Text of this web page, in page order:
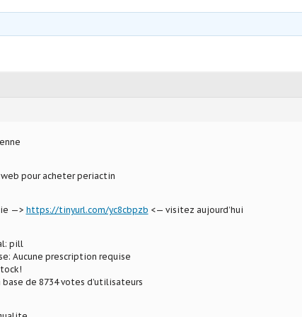
pour acheter periactin
—> https://tinyurl.com/yc8cbpzb <— visitez aujourd’hui
pill
Aucune prescription requise
base de 8734 votes d’utilisateurs